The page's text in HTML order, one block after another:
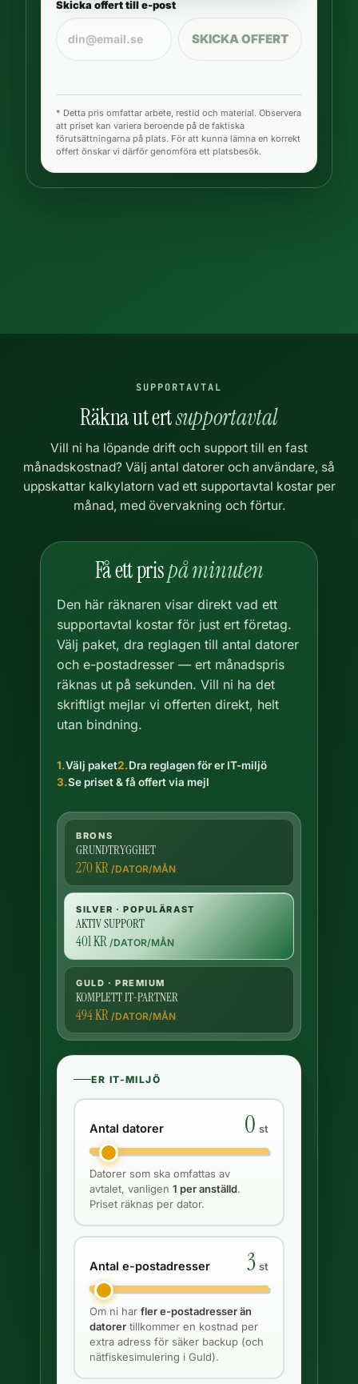
Skicka offert till e-post
SKICKA OFFERT
* Detta pris omfattar arbete, restid och material. Observera
att priset kan variera beroende på de faktiska
förutsättningarna på plats. För att kunna lämna en korrekt
offert önskar vi därför genomföra ett platsbesök.
SUPPORTAVTAL
Räkna ut ertsupportavtal
Vill ni ha löpande drift och support till en fast
månadskostnad? Välj antal datorer och användare, så
uppskattar kalkylatorn vad ett supportavtal kostar per
månad, med övervakning och förtur.
Få ett prispå minuten
Den här räknaren visar direkt vad ett
supportavtal kostar för just ert företag.
Välj paket, dra reglagen till antal datorer
och e-postadresser — ert månadspris
räknas ut på sekunden. Vill ni ha det
skriftligt mejlar vi offerten direkt, helt
utan bindning.
1.Välj paket2.Dra reglagen för er IT-miljö
3.Se priset & få offert via mejl
BRONS
GRUNDTRYGGHET
270 KR /DATOR/MÅN
SILVER · POPULÄRAST
AKTIV SUPPORT
401 KR /DATOR/MÅN
GULD · PREMIUM
KOMPLETT IT-PARTNER
494 KR /DATOR/MÅN
ER IT-MILJÖ
Antal datorer 0 st
Datorer som ska omfattas av
avtalet, vanligen1 per anställd.
Priset räknas per dator.
Antal e-postadresser 3 st
Om ni harfler e-postadresser än
datorer tillkommer en kostnad per
extra adress för säker backup (och
nätfiskesimulering i Guld).